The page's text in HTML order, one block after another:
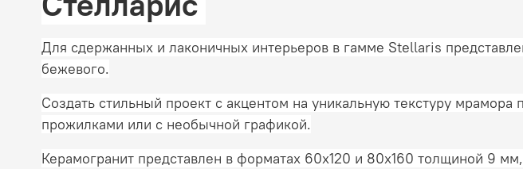
Для сдержанных и лаконичных интерьеров в гамме Stellaris
бежевого.
Создать стильный проект с акцентом на уникальную текстуру
прожилками или с необычной графикой.
Керамогранит представлен в форматах 60x120 и 80x160 толщиной 9